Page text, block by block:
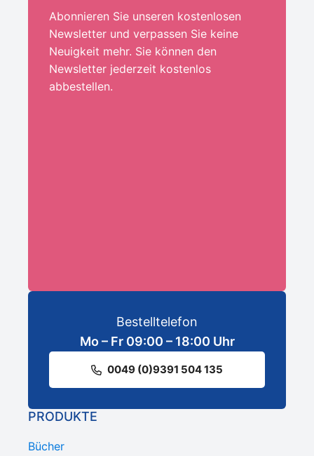
Abonnieren Sie unseren kostenlosen
Newsletter und verpassen Sie keine
Neuigkeit mehr. Sie können den
Newsletter jederzeit kostenlos
abbestellen.
Bestelltelefon
Mo – Fr 09:00 – 18:00 Uhr
0049 (0)9391 504 135
PRODUKTE
Bücher